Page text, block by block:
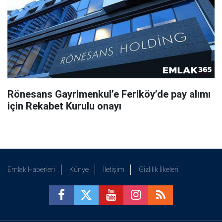
Rönesans Gayrimenkul’e Feriköy’de pay alımı
için Rekabet Kurulu onayı
Emlak Haberleri Künye İletişim Gizlilik İlkeleri